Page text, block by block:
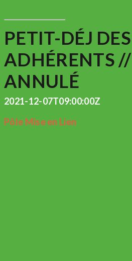
PETIT-DÉJ DES
ADHÉRENTS //
ANNULÉ
2021-12-07T09:00:00Z
Pôle Mise en Lien